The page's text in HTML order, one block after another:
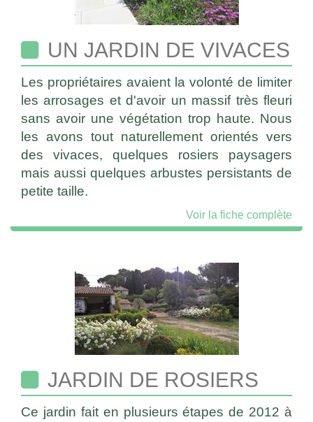
UN JARDIN DE VIVACES
Les propriétaires avaient la volonté de limiter
les arrosages et d'avoir un massif très fleuri
sans avoir une végétation trop haute. Nous
les avons tout naturellement orientés vers
des vivaces, quelques rosiers paysagers
mais aussi quelques arbustes persistants de
petite taille.
Voir la fiche complète
JARDIN DE ROSIERS
Ce jardin fait en plusieurs étapes de 2012 à